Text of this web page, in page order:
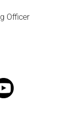
Officer